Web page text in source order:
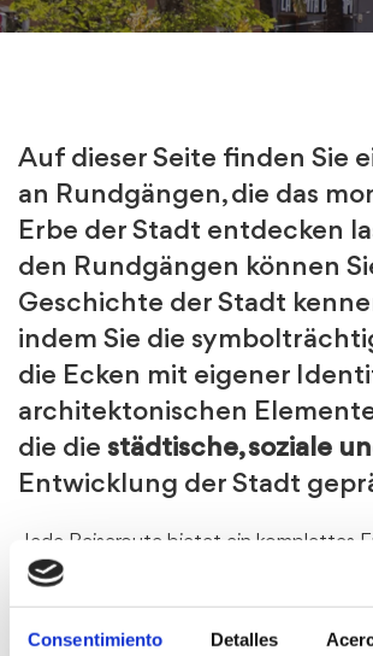
Consentimiento Detalles
Auf dieser Seite finden Sie
an Rundgängen, die das
Erbe der Stadt entdecken
den Rundgängen können
Geschichte der Stadt
indem Sie die
die Ecken mit eigener
architektonischen
die die städtische, soziale
Entwicklung der Stadt
Jede Reiseroute bietet ein komplettes
Landschaft, Erinnerung und Kulturerbe
verbindet und Sie dazu einlädt, Dénia
authentischen Perspektive und in